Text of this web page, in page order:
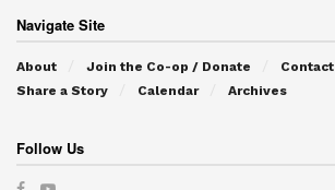
Navigate Site
About Join the Co-op / Donate
Contact
Share a Story
Calendar Archives
Follow Us